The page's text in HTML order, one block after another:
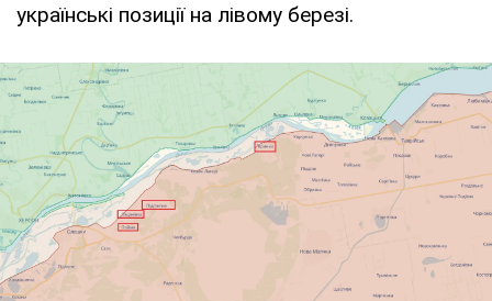
українські позиції на лівому березі.